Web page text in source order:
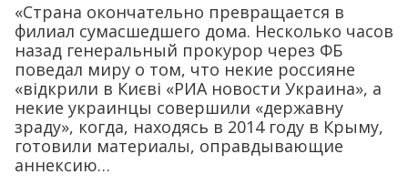
«Страна окончательно превращается в
филиал сумасшедшего дома. Несколько часов
назад генеральный прокурор через ФБ
поведал миру о том, что некие россияне
«відкрили в Києві «РИА новости Украина», а
некие украинцы совершили «державну
зраду», когда, находясь в 2014 году в Крыму,
готовили материалы, оправдывающие
аннексию…